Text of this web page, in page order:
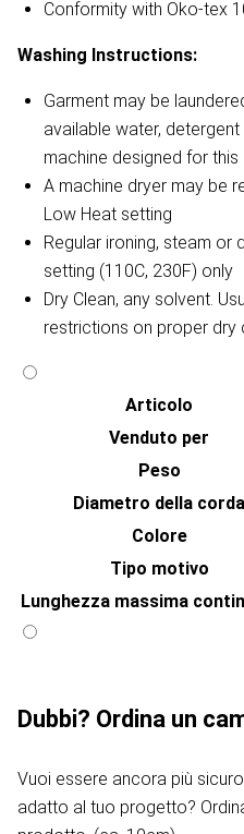
Conformity with Öko-tex
Washing Instructions:
Garment may be
available water,
machine designed for this
A machine dryer may be
Low Heat setting
Regular ironing, steam or
setting (110C, 230F) only
Dry Clean, any solvent.
restrictions on proper dry
Articolo
Venduto per
Peso
Diametro della corda
Colore
Tipo motivo
Lunghezza massima
Dubbi? Ordina un
Vuoi essere ancora più
adatto al tuo progetto?